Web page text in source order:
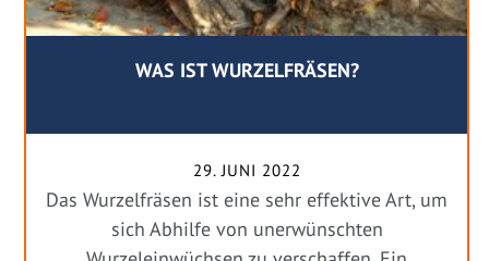
WAS IST WURZELFRÄSEN?
29. JUNI 2022
Das Wurzelfräsen ist eine sehr effektive Art, um
sich Abhilfe von unerwünschten